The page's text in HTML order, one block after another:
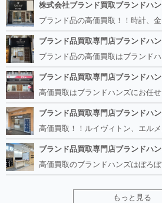
株式会社ブランド買取ブランドハ
ブランド品買取専門店ブランドハ
ブランド品買取専門店ブランドハ
ブランド品買取専門店ブランドハ
ブランド品買取専門店ブランドハ
もっと見る